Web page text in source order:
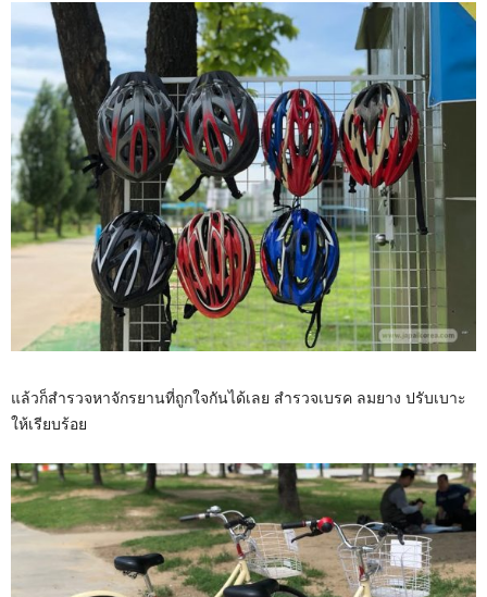
แล้วก็สำรวจหาจักรยานที่ถูกใจกันได้เลย สำรวจเบรค ลมยาง ปรับเบาะ
ให้เรียบร้อย